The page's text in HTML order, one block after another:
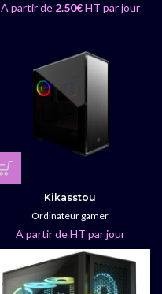
A partir de 2.50€HT par jour
Kikasstou
Ordinateur gamer
A partir de HT par jour